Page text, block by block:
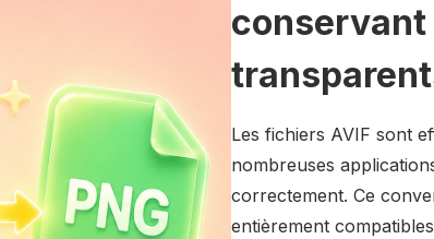
Les fichiers AVIF sont
nombreuses
correctement. Ce
entièrement